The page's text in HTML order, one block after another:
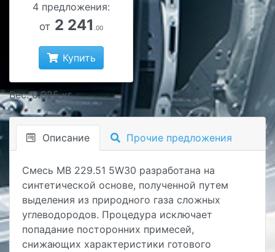
4 предложения:
от 2 241 .00
Купить
Вес: 0.925 кг
Описание Прочие предложения
Смесь MB 229.51 5W30 разработана на
синтетической основе, полученной путем
выделения из природного газа сложных
углеводородов. Процедура исключает
попадание посторонних примесей,
снижающих характеристики готового